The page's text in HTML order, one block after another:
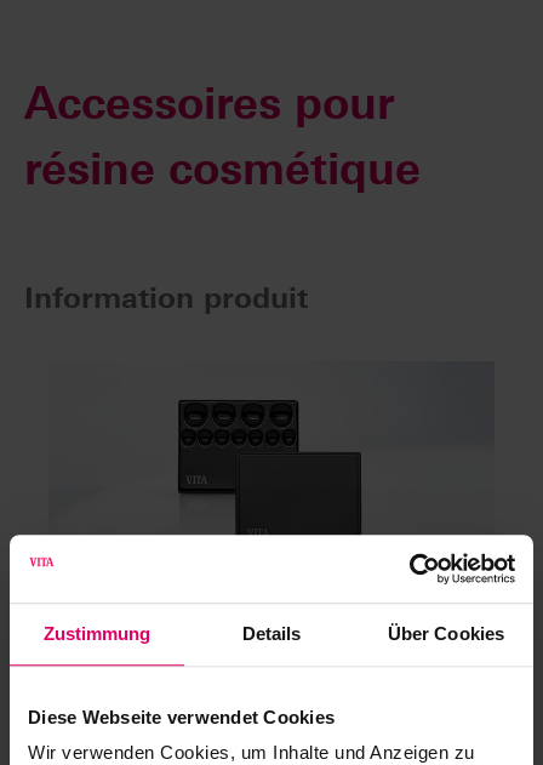
Zustimmung Details Über Cookies
Diese Webseite verwendet Cookies
Wir verwenden Cookies, um Inhalte und Anzeigen zu
Accessoires pour
résine cosmétique
Information produit
Les accessoires pour la résine cosmétique